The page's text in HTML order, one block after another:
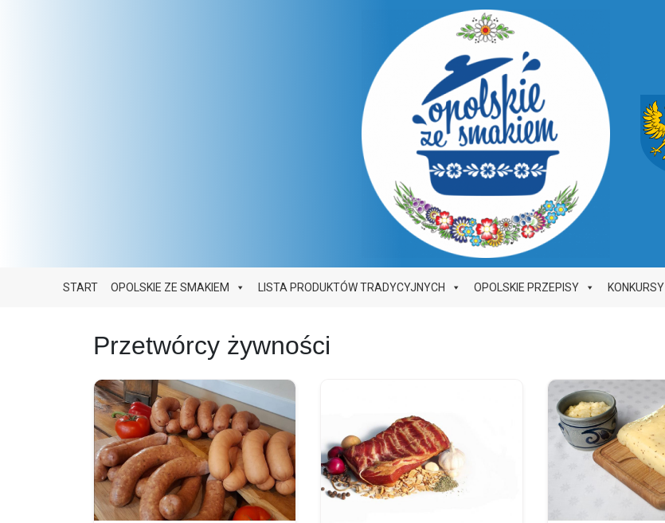
START OPOLSKIE ZE SMAKIEM LISTA PRODUKTÓW TRADYCYJNYCH OPOLSKIE PRZEPISY KONKURSY
Przetwórcy żywności